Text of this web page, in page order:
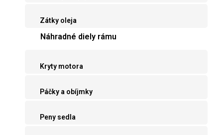
Zátky oleja
Náhradné diely rámu
Kryty motora
Páčky a obíjmky
Peny sedla